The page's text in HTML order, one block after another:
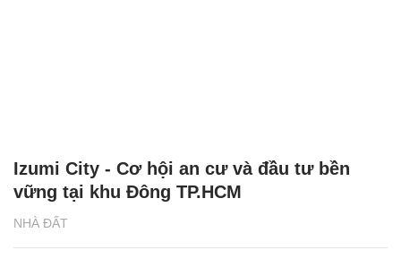
NHÀ ĐẤT
Izumi City - Cơ hội an cư và đầu tư bền
vững tại khu Đông TP.HCM